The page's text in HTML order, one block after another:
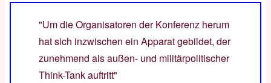
"Um die Organisatoren der Konferenz herum
hat sich inzwischen ein Apparat gebildet, der
zunehmend als außen- und militärpolitischer
Think-Tank auftritt"